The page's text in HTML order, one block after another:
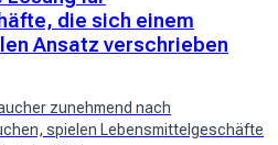
die sich einem
Ansatz verschrieben
zunehmend nach
spielen Lebensmittelgeschäfte